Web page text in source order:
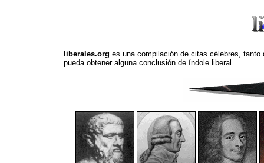
liberales.org es una compilación de citas célebres,
pueda obtener alguna conclusión de índole liberal.